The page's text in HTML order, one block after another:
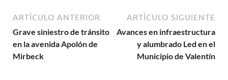
ARTÍCULO ANTERIOR
Grave siniestro de tránsito
en la avenida Apolón de
Mirbeck
ARTÍCULO SIGUIENTE
Avances en infraestructura
y alumbrado Led en el
Municipio de Valentín